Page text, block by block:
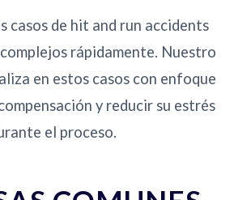
casos de hit and run accidents
rápidamente. Nuestro
en estos casos con enfoque
y reducir su estrés
el proceso.